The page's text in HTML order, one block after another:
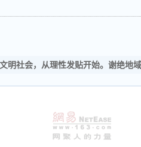
文明社会，从理性发贴开始。谢绝地